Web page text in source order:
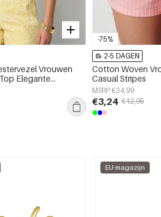
Vrouwen
Elegante
-75%
2-5 DAGEN
Cotton Woven
Casual Stripes
MSRP €34,99
€3,24 €12,95
EU-magazijn